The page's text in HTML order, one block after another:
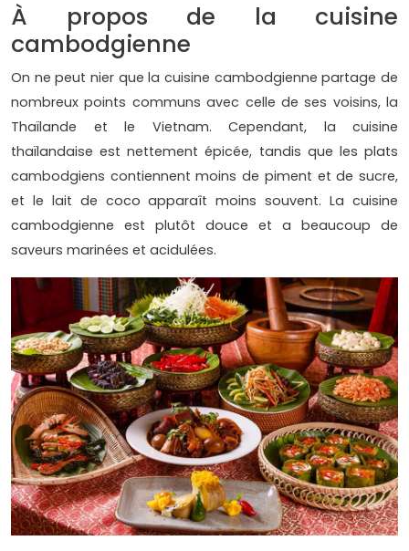
À propos de la cuisine
cambodgienne
On ne peut nier que la cuisine cambodgienne partage de
nombreux points communs avec celle de ses voisins, la
Thaïlande et le Vietnam. Cependant, la cuisine
thaïlandaise est nettement épicée, tandis que les plats
cambodgiens contiennent moins de piment et de sucre,
et le lait de coco apparaît moins souvent. La cuisine
cambodgienne est plutôt douce et a beaucoup de
saveurs marinées et acidulées.